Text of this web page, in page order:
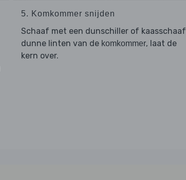
5. Komkommer snijden
Schaaf met een dunschiller of kaasschaaf
dunne linten van de komkommer, laat de
kern over.